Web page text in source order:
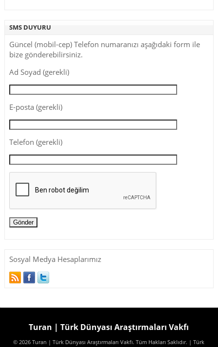
SMS DUYURU
Güncel (mobil-cep) Telefon numaranızı aşağıdaki form ile
bize gönderebilirsiniz.
Ad Soyad (gerekli)
E-posta (gerekli)
Telefon (gerekli)
Sosyal Medya Hesaplarımız
Turan | Türk Dünyası Araştırmaları Vakfı
© 2026 Turan | Türk Dünyası Araştırmaları Vakfı. Tüm Hakları Saklıdır. | Türk